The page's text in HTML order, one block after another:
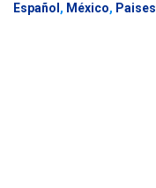
Español , México, Paises